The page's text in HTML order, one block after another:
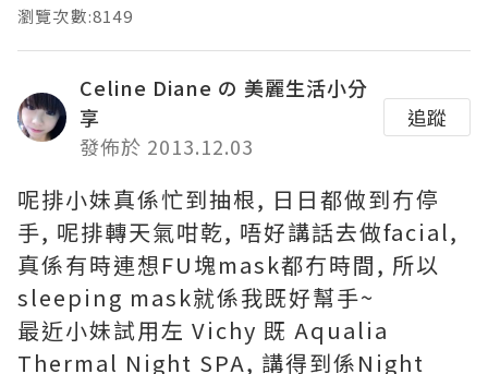
瀏覽次數:8149
Celine Diane の 美麗生活小分
享
發佈於 2013.12.03
追蹤
呢排小妹真係忙到抽根, 日日都做到冇停
手, 呢排轉天氣咁乾, 唔好講話去做facial,
真係有時連想FU塊mask都冇時間, 所以
sleeping mask就係我既好幫手~
最近小妹試用左 Vichy 既 Aqualia
Thermal Night SPA, 講得到係Night